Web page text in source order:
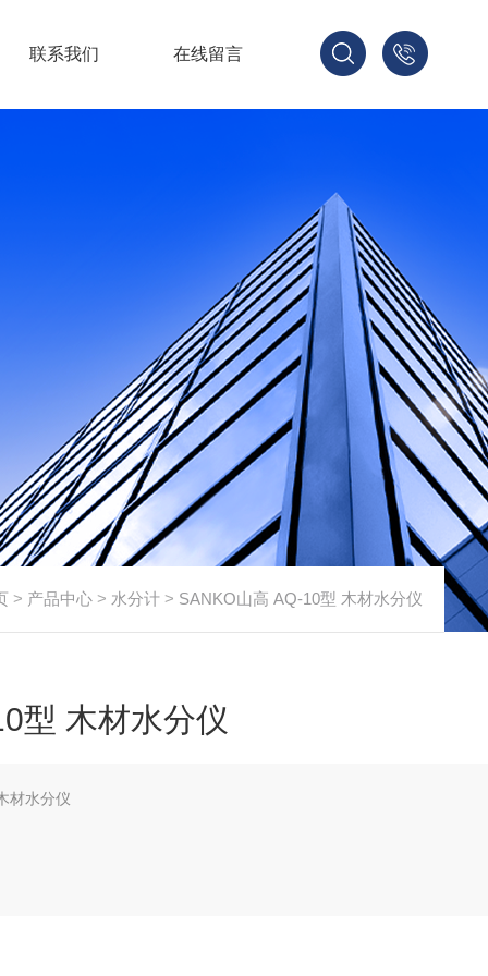
联系我们 在线留言
> 产品中心> 水分计> SANKO山高 AQ-10型 木材水分仪
型 木材水分仪
材水分仪